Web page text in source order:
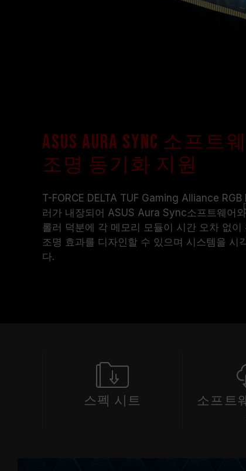
ASUS Aura Sync 소프
조명 동기화 지원
T-FORCE DELTA TUF Gaming Alliance
러가 내장되어 ASUS Aura Sync소프트웨어와
롤러 덕분에 각 메모리 모듈이 시간 오차 없이
조명 효과를 디자인할 수 있으며 시스템을 시
다.
스펙 시트
소프트